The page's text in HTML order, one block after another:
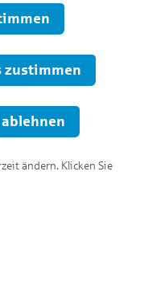
Grund nutzen wir
die Seitenaufrufe zu
zustimmen
ändern. Klicken Sie